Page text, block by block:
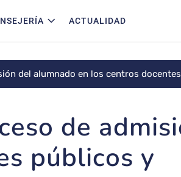
ACTUALIDAD
del alumnado en los centros
de
públicos y